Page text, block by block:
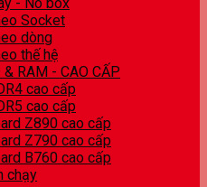
Socket
dòng
thế hệ
RAM - CAO CẤP
cao cấp
cao cấp
Z890 cao cấp
Z790 cao cấp
B760 cao cấp
chạy